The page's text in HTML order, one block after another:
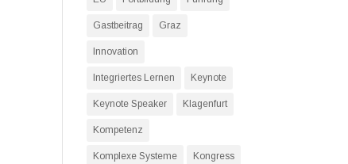
Gastbeitrag Graz
Innovation
Integriertes Lernen Keynote
Keynote Speaker Klagenfurt
Kompetenz
Komplexe Systeme Kongress